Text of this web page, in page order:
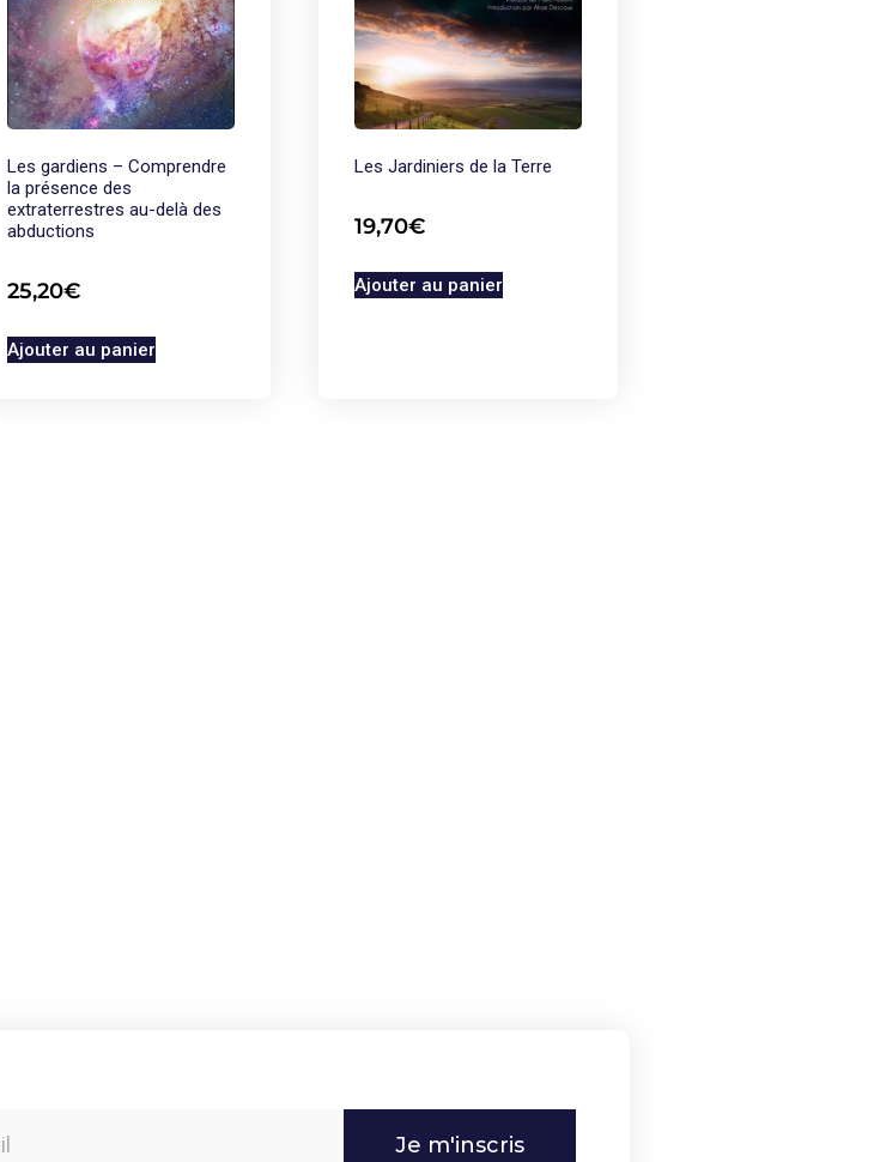
Les gardiens – Comprendre
la présence des
extraterrestres au-delà des
abductions
25,20€
Ajouter au panier
Les Jardiniers de la Terre
19,70€
Ajouter au panier
Je m'inscris